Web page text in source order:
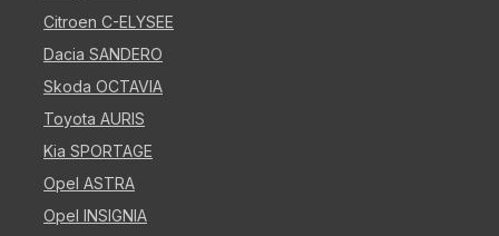
Citroen C-ELYSEE
Dacia SANDERO
Skoda OCTAVIA
Toyota AURIS
Kia SPORTAGE
Opel ASTRA
Opel INSIGNIA